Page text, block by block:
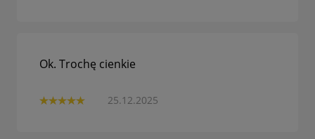
25.12.2025
Ok. Trochę cienkie